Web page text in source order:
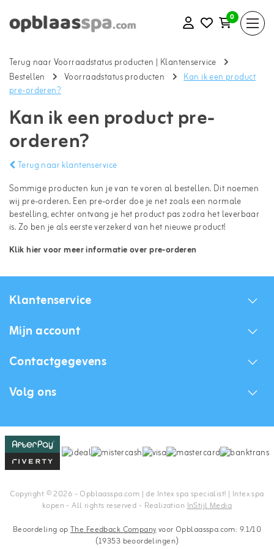
0
Terug naar Voorraadstatus producten | Klantenservice
Bestellen
Voorraadstatus producten
Kan ik een product
pre-orderen?
Kan ik een product pre-
orderen?
Terug naar klantenservice
Sommige producten kun je van te voren al bestellen. Dit noemen
wij pre-orderen. Een pre-order doe je net zoals een normale
bestelling, echter ontvang je het product pas zodra het leverbaar
is. Zo ben je als eerste verzekerd van het nieuwe product!
Klik hier voor meer informatie over pre-orderen
Klantenservice
Mijn account
Contactgegevens
Volg ons
Copyright © 2026 - Opblaasspa.com | de Intex spa specialist! | Intex spa
kopen - All rights reserved - RealizationInStijl Media
Beoordeling opThe Feedback Companyvoor Opblaasspa.com: 9.1/10
(19353 beoordelingen)